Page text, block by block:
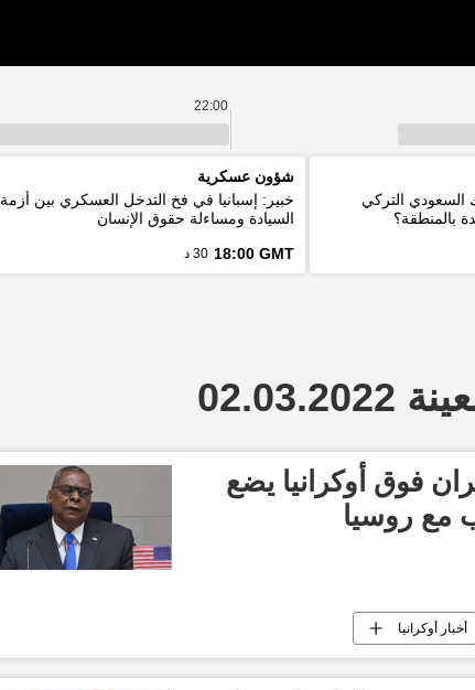
22:00
السعودي التركي
بالمنطقة؟
شؤون عسكرية
خبير: إسبانيا في فخ التدخل العسكري بين أزمة
السيادة ومساءلة حقوق الإنسان
18:00 GMT 30 د
فوق أوكرانيا يضع
مع روسيا
أخبار أوكرانيا